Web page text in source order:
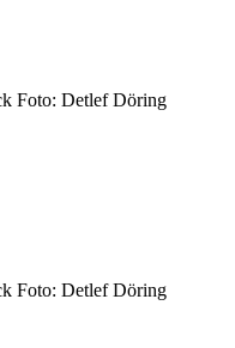
Foto: Detlef Döring
Foto: Detlef Döring